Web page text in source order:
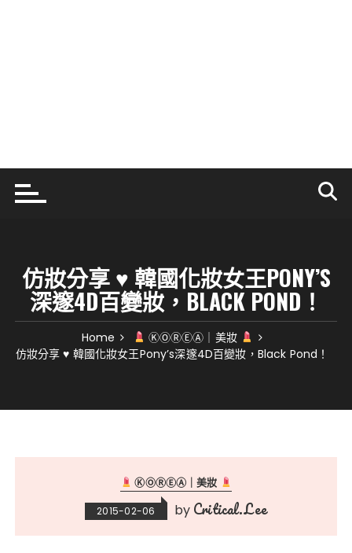
仿妝分享 ♥ 韓國化妝女王PONY’S
深邃4D百變妝，BLACK POND！
Home
ⓀⓄⓇⒺⒶ｜美妝
仿妝分享 ♥ 韓國化妝女王Pony’s深邃4D百變妝，Black Pond！
ⓀⓄⓇⒺⒶ｜美妝
2015-02-06 by Critical.Lee